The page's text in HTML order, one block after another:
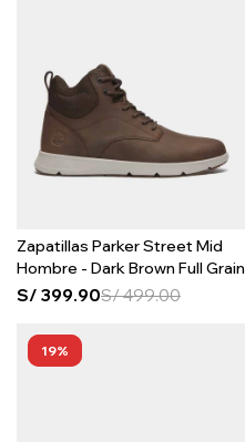
Zapatillas Parker Street Mid
Hombre - Dark Brown Full Grain
S/ 399.90S/499.00
19